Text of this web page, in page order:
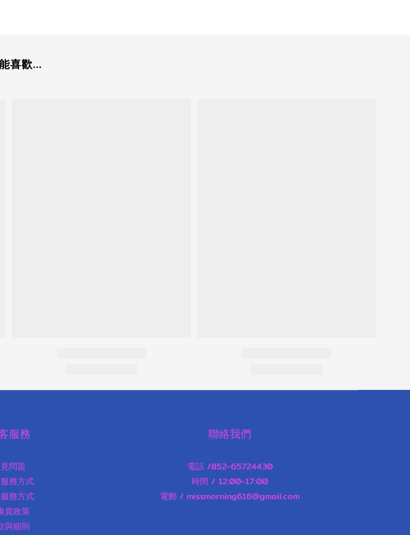
喜歡...
服務
問題
務方式
務方式
貨政策
與細則
聯絡我們
電話 /852-65724430
時間 / 12:00-17:00
電郵 / missmorning616@gmail.com